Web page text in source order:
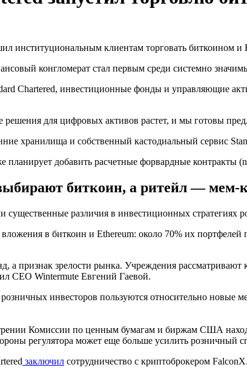
институциональным клиентам торговать биткоином и
конгломерат стал первым среди системно
Chartered, инвестиционные фонды и управляющие
решения для цифровых активов растет, и мы готовы
хранилища и собственный кастодиальный сервис
планирует добавить расчетные форвардные контракты
биткоин, а ритейл — мем-
существенные различия в инвестиционных
в биткоин и Ethereum: около 70% их
а признак зрелости рынка. Учреждения
CEO Wintermute Евгений Гаевой.
инвесторов пользуются относительно
Комиссии по ценным бумагам и биржам США
регулятора может еще больше усилить розничный
заключил сотрудничество с криптоброкером FalconX.